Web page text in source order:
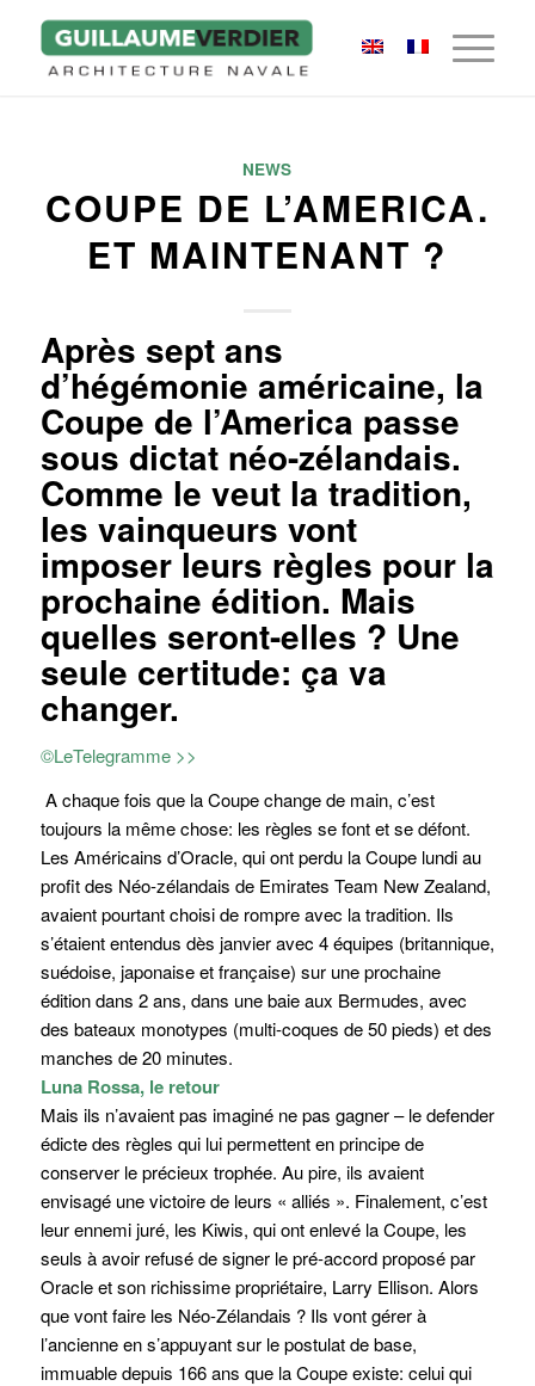
NEWS
COUPE DE L’AMERICA.
ET MAINTENANT ?
Après sept ans
d’hégémonie américaine, la
Coupe de l’America passe
sous dictat néo-zélandais.
Comme le veut la tradition,
les vainqueurs vont
imposer leurs règles pour la
prochaine édition. Mais
quelles seront-elles ? Une
seule certitude: ça va
changer.
©LeTelegramme >>
A chaque fois que la Coupe change de main, c’est
toujours la même chose: les règles se font et se défont.
Les Américains d’Oracle, qui ont perdu la Coupe lundi au
profit des Néo-zélandais de Emirates Team New Zealand,
avaient pourtant choisi de rompre avec la tradition. Ils
s’étaient entendus dès janvier avec 4 équipes (britannique,
suédoise, japonaise et française) sur une prochaine
édition dans 2 ans, dans une baie aux Bermudes, avec
des bateaux monotypes (multi-coques de 50 pieds) et des
manches de 20 minutes.
Luna Rossa, le retour
Mais ils n’avaient pas imaginé ne pas gagner – le defender
édicte des règles qui lui permettent en principe de
conserver le précieux trophée. Au pire, ils avaient
envisagé une victoire de leurs « alliés ». Finalement, c’est
leur ennemi juré, les Kiwis, qui ont enlevé la Coupe, les
seuls à avoir refusé de signer le pré-accord proposé par
Oracle et son richissime propriétaire, Larry Ellison. Alors
que vont faire les Néo-Zélandais ? Ils vont gérer à
l’ancienne en s’appuyant sur le postulat de base,
immuable depuis 166 ans que la Coupe existe: celui qui